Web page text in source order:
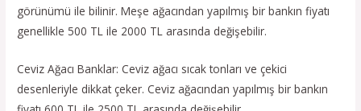
görünümü ile bilinir. Meşe ağacından yapılmış bir bankın fiyatı
genellikle 500 TL ile 2000 TL arasında değişebilir.
Ceviz Ağacı Banklar: Ceviz ağacı sıcak tonları ve çekici
desenleriyle dikkat çeker. Ceviz ağacından yapılmış bir bankın